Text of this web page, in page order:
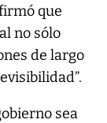
que
no sólo
de largo
sea